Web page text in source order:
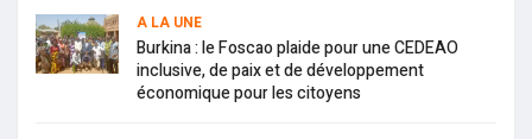
A LA UNE
Burkina : le Foscao plaide pour une CEDEAO
inclusive, de paix et de développement
économique pour les citoyens